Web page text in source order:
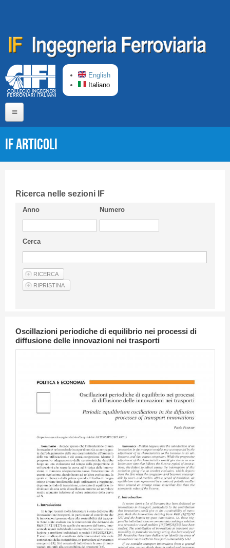
English
Italiano
CIFI in breve
Linee Guida
Privacy Policy
Articoli
IF Articoli
Ricerca nelle sezioni IF
Anno Numero
Cerca
Oscillazioni periodiche di equilibrio nei processi di
diffusione delle innovazioni nei trasporti